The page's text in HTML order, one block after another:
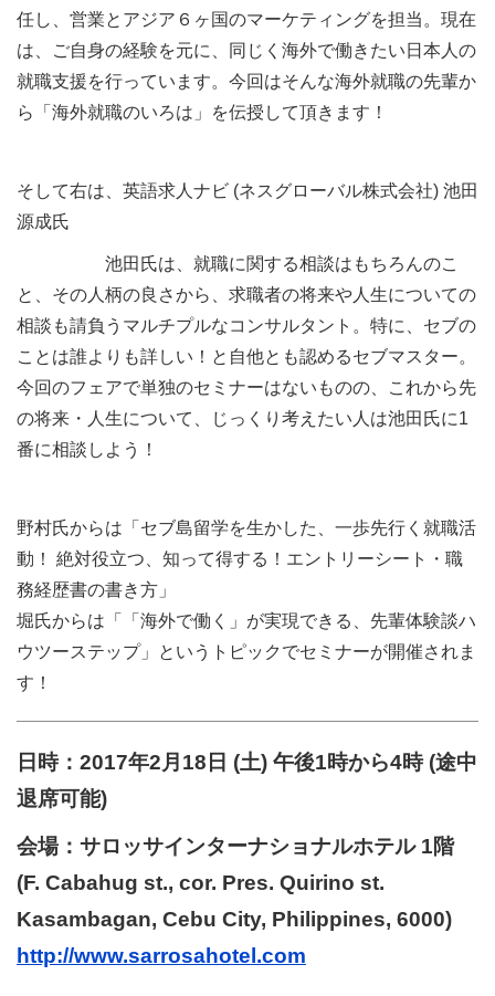
任し、営業とアジア６ヶ国のマーケティングを担当。現在
は、ご自身の経験を元に、同じく海外で働きたい日本人の
就職支援を行っています。今回はそんな海外就職の先輩か
ら「海外就職のいろは」を伝授して頂きます！
そして右は、英語求人ナビ (ネスグローバル株式会社) 池田
源成氏
池田氏は、就職に関する相談はもちろんのこ
と、その人柄の良さから、求職者の将来や人生についての
相談も請負うマルチプルなコンサルタント。特に、セブの
ことは誰よりも詳しい！と自他とも認めるセブマスター。
今回のフェアで単独のセミナーはないものの、これから先
の将来・人生について、じっくり考えたい人は池田氏に1
番に相談しよう！
野村氏からは「セブ島留学を生かした、一歩先行く就職活
動！ 絶対役立つ、知って得する！エントリーシート・職
務経歴書の書き方」
堀氏からは「「海外で働く」が実現できる、先輩体験談ハ
ウツーステップ」というトピックでセミナーが開催されま
す！
日時：2017年2月18日 (土) 午後1時から4時 (途中
退席可能)
会場：サロッサインターナショナルホテル 1階
(F. Cabahug st., cor. Pres. Quirino st.
Kasambagan, Cebu City, Philippines, 6000)
http://www.sarrosahotel.com